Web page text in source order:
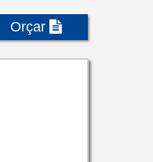
Orçar